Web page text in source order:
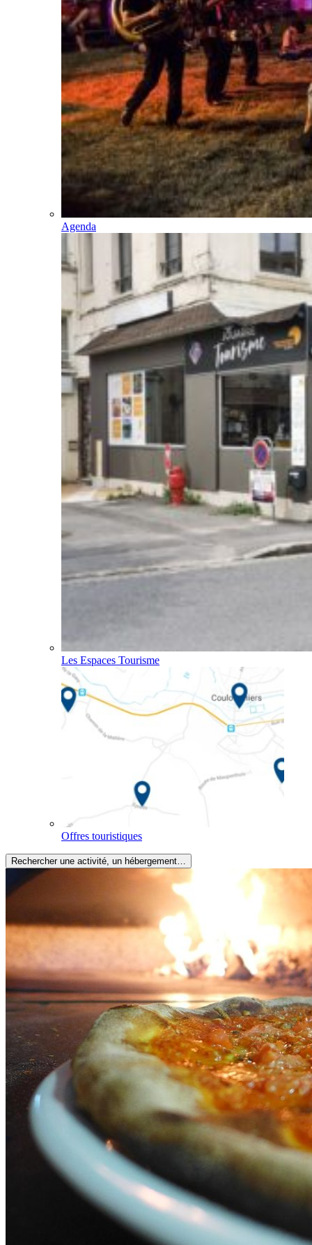
Agenda
Les Espaces Tourisme
Offres touristiques
Rechercher une activité, un hébergement…